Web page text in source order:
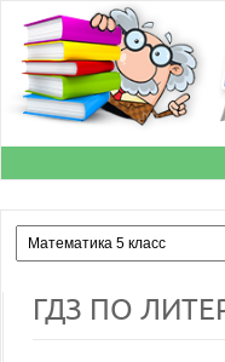
ГДЗ ПО